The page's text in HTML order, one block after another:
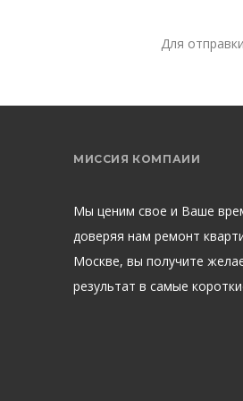
Для
МИССИЯ КОМПАИИ
Мы ценим свое и Ваше
доверяя нам ремонт
Москве, вы получите
результат в самые